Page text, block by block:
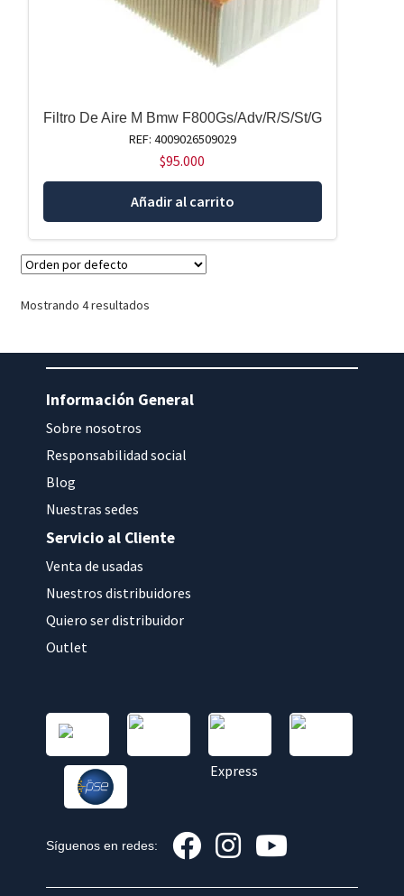
Filtro De Aire M Bmw F800Gs/Adv/R/S/St/G
REF: 4009026509029
$95.000
Añadir al carrito
Mostrando 4 resultados
Información General
Sobre nosotros
Responsabilidad social
Blog
Nuestras sedes
Servicio al Cliente
Venta de usadas
Nuestros distribuidores
Quiero ser distribuidor
Outlet
Síguenos en redes: